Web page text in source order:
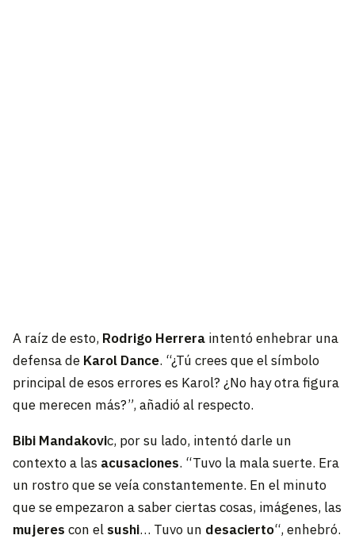
A raíz de esto, Rodrigo Herreraintentó enhebrar una
defensa de Karol Dance. “¿Tú crees que el símbolo
principal de esos errores es Karol? ¿No hay otra figura
que merecen más?”, añadió al respecto.
Bibi Mandakovic, por su lado, intentó darle un
contexto a las acusaciones. “Tuvo la mala suerte. Era
un rostro que se veía constantemente. En el minuto
que se empezaron a saber ciertas cosas, imágenes, las
mujeres con el sushi… Tuvo un desacierto“, enhebró.